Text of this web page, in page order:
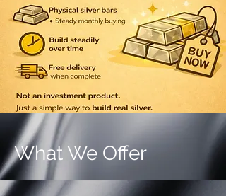
What We Offer